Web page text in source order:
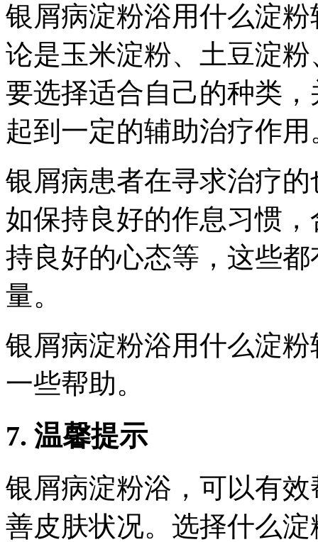
银屑病淀粉浴用什么淀
论是玉米淀粉、土豆淀
要选择适合自己的种类
起到一定的辅助治疗作用
银屑病患者在寻求治疗
如保持良好的作息习惯
持良好的心态等，这些
量。
银屑病淀粉浴用什么淀
一些帮助。
7. 温馨提示
银屑病淀粉浴，可以有
善皮肤状况。选择什么